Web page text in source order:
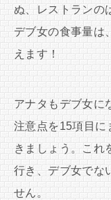
ぬ、レストランの
デブ女の食事量は
えます！
アナタもデブ女に
注意点を15項目に
きましょう。これ
行き、デブ女でな
せん。